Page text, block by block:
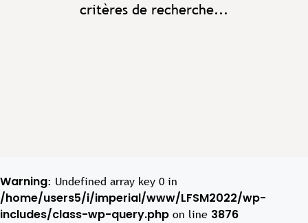
critères de recherche...
Warning: Undefined array key 0 in
/home/users5/i/imperial/www/LFSM2022/wp-
includes/class-wp-query.php on line 3876